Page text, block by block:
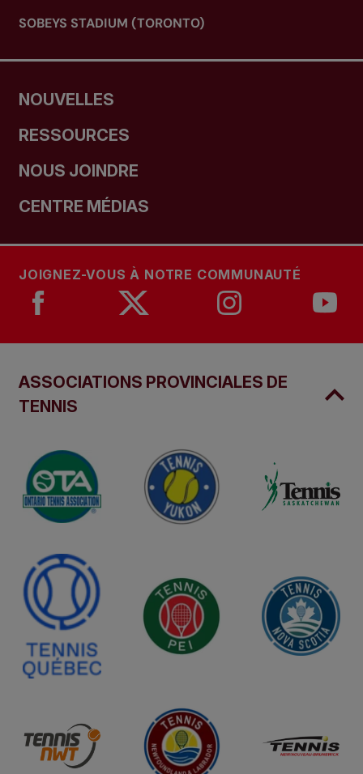
SOBEYS STADIUM (TORONTO)
NOUVELLES
RESSOURCES
NOUS JOINDRE
CENTRE MÉDIAS
JOIGNEZ-VOUS À NOTRE COMMUNAUTÉ
ASSOCIATIONS PROVINCIALES DE
TENNIS